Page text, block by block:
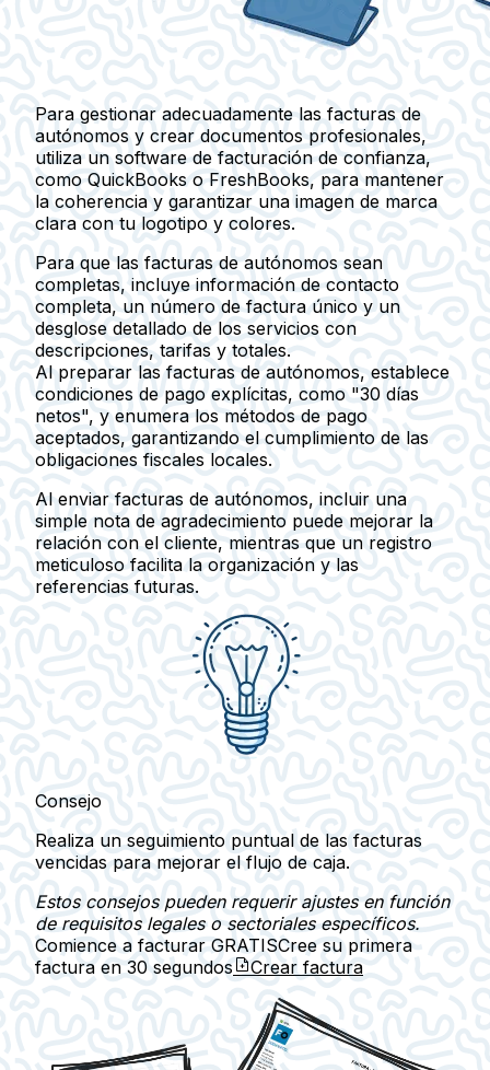
Para gestionar adecuadamente las facturas de
autónomos y crear documentos profesionales,
utiliza un software de facturación de confianza,
como QuickBooks o FreshBooks, para mantener
la coherencia y garantizar una imagen de marca
clara con tu logotipo y colores.
Para que las facturas de autónomos sean
completas, incluye información de contacto
completa, un número de factura único y un
desglose detallado de los servicios con
descripciones, tarifas y totales.
Al preparar las facturas de autónomos, establece
condiciones de pago explícitas, como "30 días
netos", y enumera los métodos de pago
aceptados, garantizando el cumplimiento de las
obligaciones fiscales locales.
Al enviar facturas de autónomos, incluir una
simple nota de agradecimiento puede mejorar la
relación con el cliente, mientras que un registro
meticuloso facilita la organización y las
referencias futuras.
Consejo
Realiza un seguimiento puntual de las facturas
vencidas para mejorar el flujo de caja.
Estos consejos pueden requerir ajustes en función
de requisitos legales o sectoriales específicos.
Comience a facturar GRATISCree su primera
factura en 30 segundos Crear factura